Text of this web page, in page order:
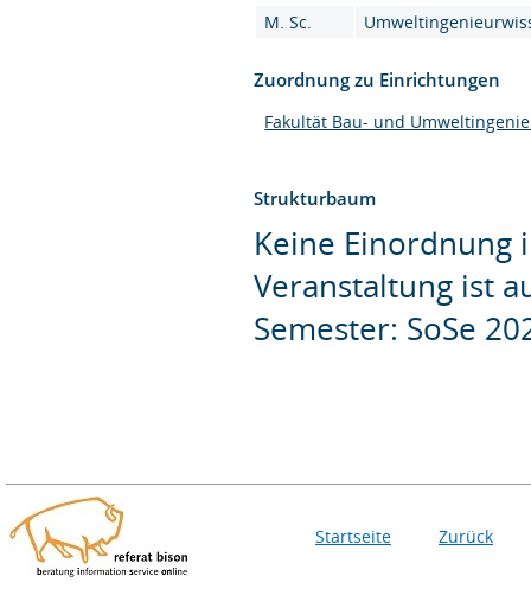
M. Sc.
Zuordnung zu Einrichtungen
Fakultät Bau- und
Strukturbaum
Keine Einordnung
Veranstaltung ist
Semester: SoSe
Startseite Zurück